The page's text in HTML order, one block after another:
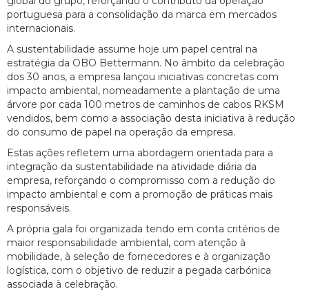
portuguesa para a consolidação da marca em mercados
internacionais.
A sustentabilidade assume hoje um papel central na
estratégia da OBO Bettermann. No âmbito da celebração
dos 30 anos, a empresa lançou iniciativas concretas com
impacto ambiental, nomeadamente a plantação de uma
árvore por cada 100 metros de caminhos de cabos RKSM
vendidos, bem como a associação desta iniciativa à redução
do consumo de papel na operação da empresa.
Estas ações refletem uma abordagem orientada para a
integração da sustentabilidade na atividade diária da
empresa, reforçando o compromisso com a redução do
impacto ambiental e com a promoção de práticas mais
responsáveis.
A própria gala foi organizada tendo em conta critérios de
maior responsabilidade ambiental, com atenção à
mobilidade, à seleção de fornecedores e à organização
logística, com o objetivo de reduzir a pegada carbónica
associada à celebração.